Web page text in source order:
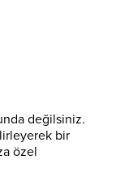
değilsiniz.
bir
özel